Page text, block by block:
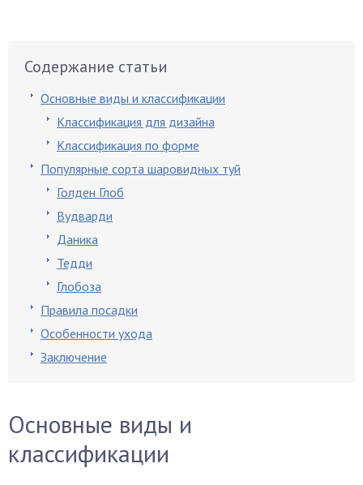
Содержание статьи
Основные виды и классификации
Классификация для дизайна
Классификация по форме
Популярные сорта шаровидных туй
Голден Глоб
Вудварди
Даника
Тедди
Глобоза
Правила посадки
Особенности ухода
Заключение
Основные виды и
классификации